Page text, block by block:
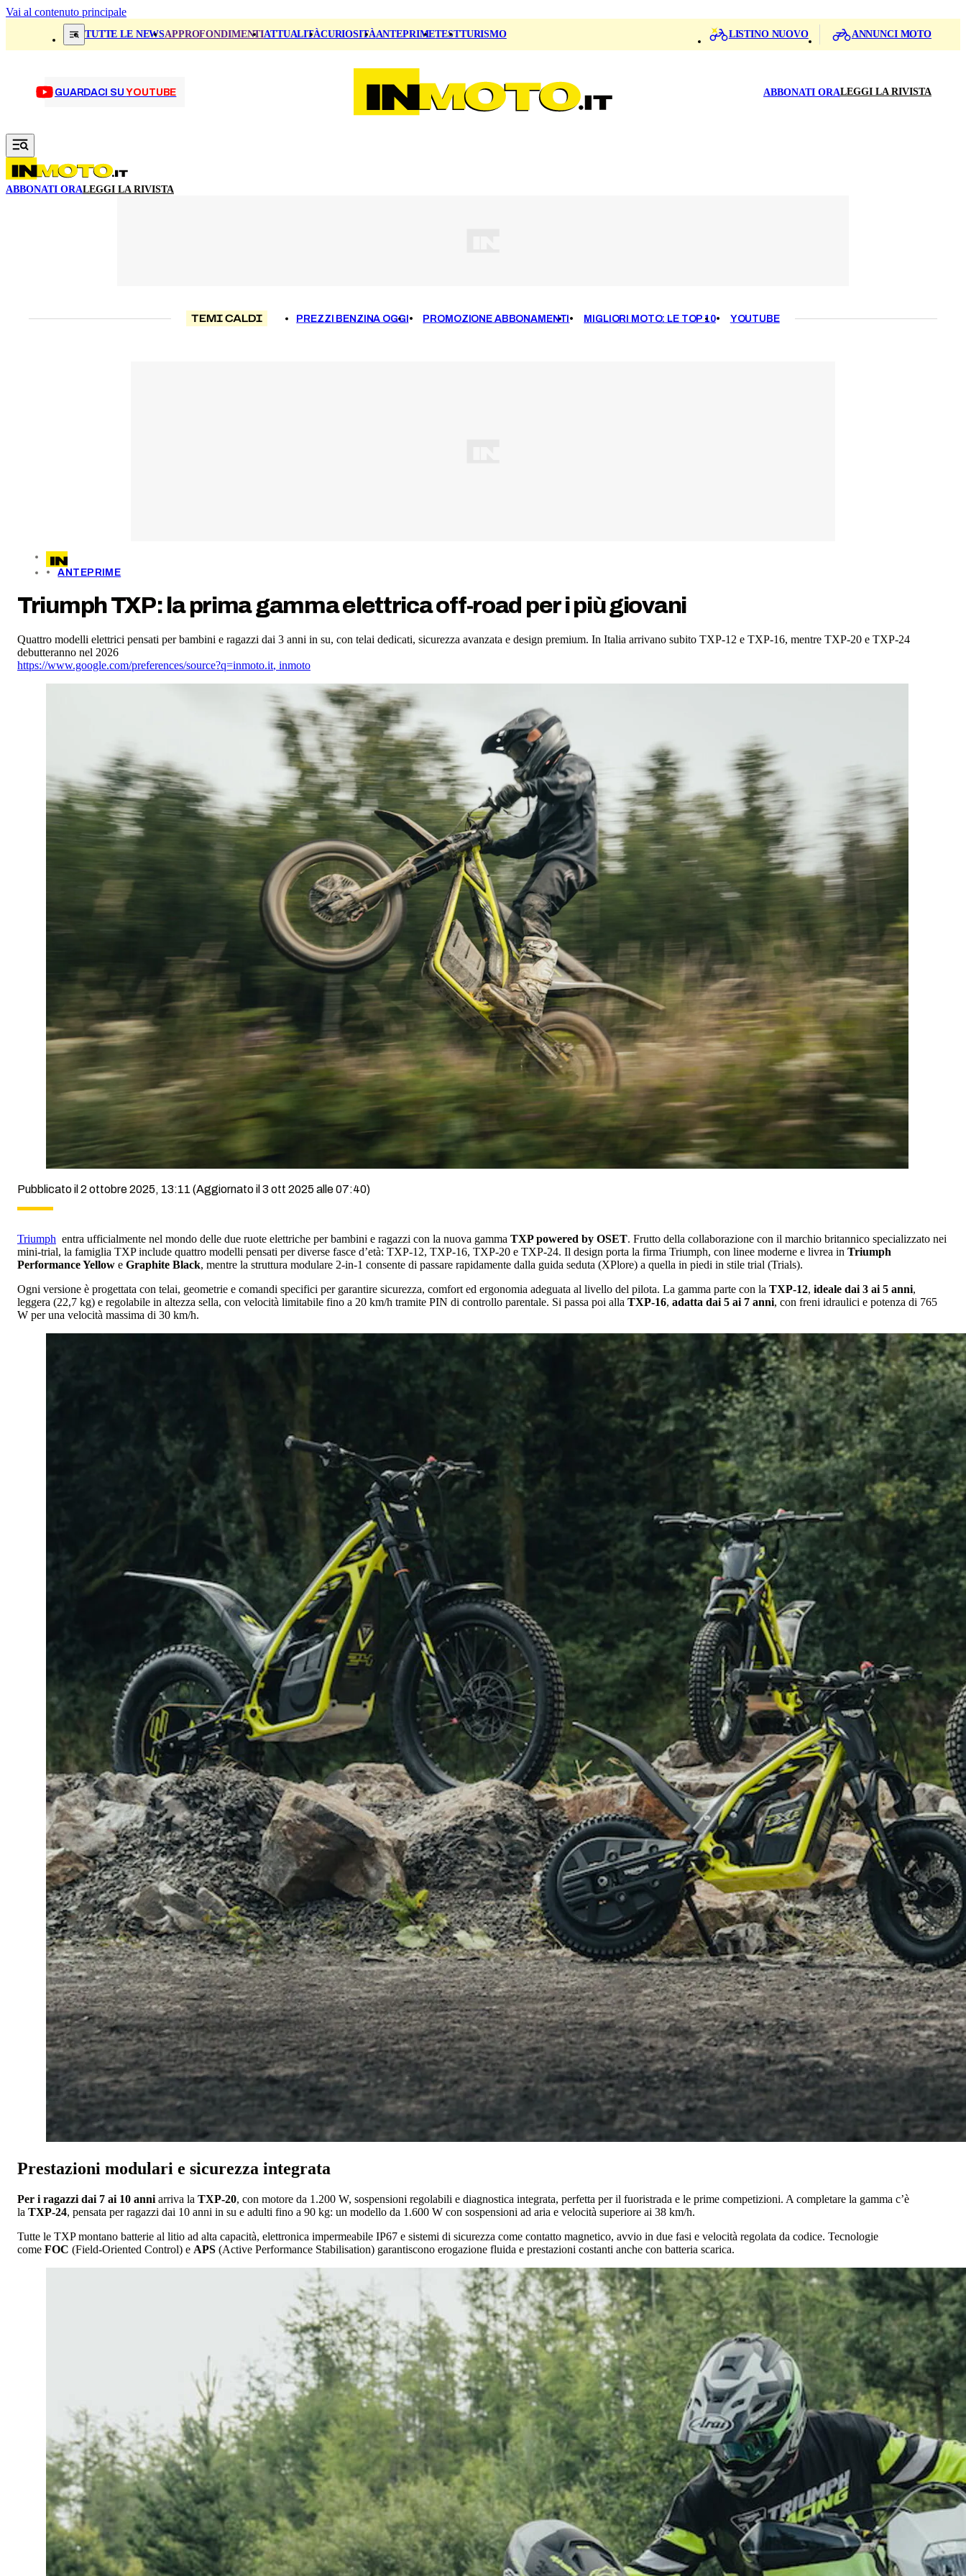
Vai al contenuto principale
TUTTE LE NEWSAPPROFONDIMENTIATTUALITÀCURIOSITÀANTEPRIMETESTTURISMO LISTINO NUOVO ANNUNCI MOTO
GUARDACI SUYOUTUBE ABBONATI ORALEGGI LA RIVISTA
ABBONATI ORALEGGI LA RIVISTA
TEMI CALDI PREZZI BENZINA OGGI PROMOZIONE ABBONAMENTI MIGLIORI MOTO: LE TOP 10 YOUTUBE
ANTEPRIME
Triumph TXP: la prima gamma elettrica off-road per i più giovani
Quattro modelli elettrici pensati per bambini e ragazzi dai 3 anni in su, con telai dedicati, sicurezza avanzata e design premium. In Italia arrivano subito TXP-12 e TXP-16, mentre TXP-20 e TXP-24
debutteranno nel 2026
https://www.google.com/preferences/source?q=inmoto.it, inmoto
Pubblicato il 2 ottobre 2025, 13:11 (Aggiornato il 3 ott 2025 alle 07:40)
Triumph entra ufficialmente nel mondo delle due ruote elettriche per bambini e ragazzi con la nuova gamma TXP powered by OSET. Frutto della collaborazione con il marchio britannico specializzato nei
mini-trial, la famiglia TXP include quattro modelli pensati per diverse fasce d’età: TXP-12, TXP-16, TXP-20 e TXP-24. Il design porta la firma Triumph, con linee moderne e livrea in Triumph
Performance Yellow e Graphite Black, mentre la struttura modulare 2-in-1 consente di passare rapidamente dalla guida seduta (XPlore) a quella in piedi in stile trial (Trials).
Ogni versione è progettata con telai, geometrie e comandi specifici per garantire sicurezza, comfort ed ergonomia adeguata al livello del pilota. La gamma parte con la TXP-12, ideale dai 3 ai 5 anni,
leggera (22,7 kg) e regolabile in altezza sella, con velocità limitabile fino a 20 km/h tramite PIN di controllo parentale. Si passa poi alla TXP-16, adatta dai 5 ai 7 anni, con freni idraulici e potenza di 765
W per una velocità massima di 30 km/h.
Prestazioni modulari e sicurezza integrata
Per i ragazzi dai 7 ai 10 anni arriva la TXP-20, con motore da 1.200 W, sospensioni regolabili e diagnostica integrata, perfetta per il fuoristrada e le prime competizioni. A completare la gamma c’è
la TXP-24, pensata per ragazzi dai 10 anni in su e adulti fino a 90 kg: un modello da 1.600 W con sospensioni ad aria e velocità superiore ai 38 km/h.
Tutte le TXP montano batterie al litio ad alta capacità, elettronica impermeabile IP67 e sistemi di sicurezza come contatto magnetico, avvio in due fasi e velocità regolata da codice. Tecnologie
come FOC (Field-Oriented Control) e APS (Active Performance Stabilisation) garantiscono erogazione fluida e prestazioni costanti anche con batteria scarica.